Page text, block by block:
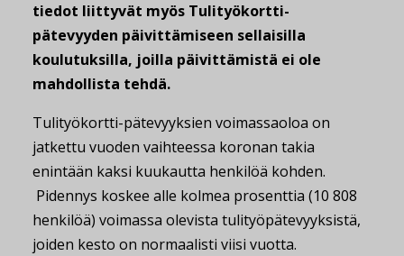
tiedot liittyvät myös Tulityökortti-
pätevyyden päivittämiseen sellaisilla
koulutuksilla, joilla päivittämistä ei ole
mahdollista tehdä.
Tulityökortti-pätevyyksien voimassaoloa on
jatkettu vuoden vaihteessa koronan takia
enintään kaksi kuukautta henkilöä kohden.
Pidennys koskee alle kolmea prosenttia (10 808
henkilöä) voimassa olevista tulityöpätevyyksistä,
joiden kesto on normaalisti viisi vuotta.